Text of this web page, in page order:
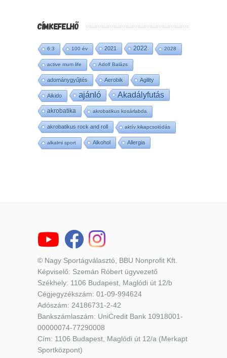
CÍMKEFELHŐ
6:3 100 év 2021 2022 2028
active mum life Adolf Balázs
adománygyűjtés Aerobik Agility
Aikido ajánló Akadályfutás
akrobatika akrobatikus kosárlabda
akrobatikus rock and roll aktív kikapcsolódás
alkalmi sport Alkohol Allergia
© Nagy Sportágválasztó, BBU Nonprofit Kft.
Képviselő: Szemán Róbert ügyvezető
Székhely: 1106 Budapest, Maglódi út 12/b
Cégjegyzékszám: 01-09-994624
Adószám: 24186731-2-42
Bankszámlaszám: UniCredit Bank 10918001-
00000074-77290008
Cím: 1106 Budapest, Maglódi út 12/a (Merkapt
Sportközpont)